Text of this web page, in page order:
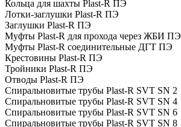
Кольца для шахты Plast-R ПЭ
Лотки-заглушки Plast-R ПЭ
Заглушки Plast-R ПЭ
Муфты Plast-R для прохода через ЖБИ ПЭ
Муфты Plast-R соединительные ДГТ ПЭ
Крестовины Plast-R ПЭ
Тройники Plast-R ПЭ
Отводы Plast-R ПЭ
Спиральновитые трубы Plast-R SVT SN 2
Спиральновитые трубы Plast-R SVT SN 4
Спиральновитые трубы Plast-R SVT SN 6
Спиральновитые трубы Plast-R SVT SN 8